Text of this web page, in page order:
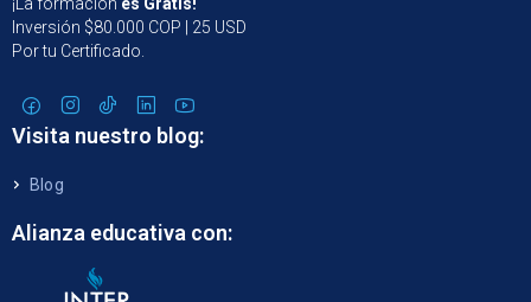
Inversión $80.000 COP | 25 USD
Por tu Certificado.
Visita nuestro blog:
Blog
Alianza educativa con: